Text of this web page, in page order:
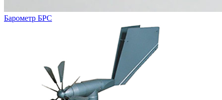
Барометр БРС